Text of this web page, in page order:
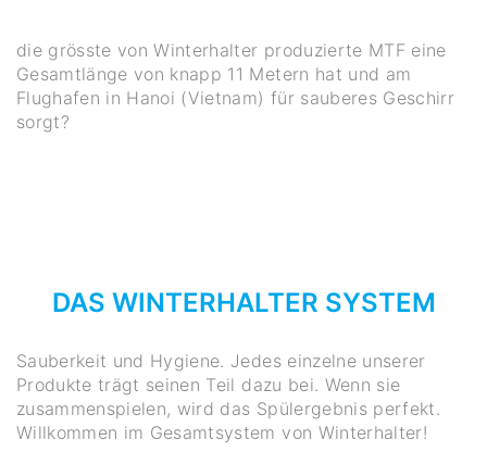
die grösste von Winterhalter produzierte MTF eine
Gesamtlänge von knapp 11 Metern hat und am
Flughafen in Hanoi (Vietnam) für sauberes Geschirr
sorgt?
DAS WINTERHALTER SYSTEM
Sauberkeit und Hygiene. Jedes einzelne unserer
Produkte trägt seinen Teil dazu bei. Wenn sie
zusammenspielen, wird das Spülergebnis perfekt.
Willkommen im Gesamtsystem von Winterhalter!